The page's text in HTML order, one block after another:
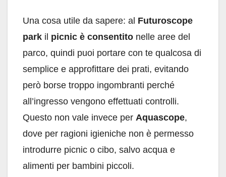
Una cosa utile da sapere: al Futuroscope
park il picnic è consentito nelle aree del
parco, quindi puoi portare con te qualcosa di
semplice e approfittare dei prati, evitando
però borse troppo ingombranti perché
all’ingresso vengono effettuati controlli.
Questo non vale invece per Aquascope,
dove per ragioni igieniche non è permesso
introdurre picnic o cibo, salvo acqua e
alimenti per bambini piccoli.